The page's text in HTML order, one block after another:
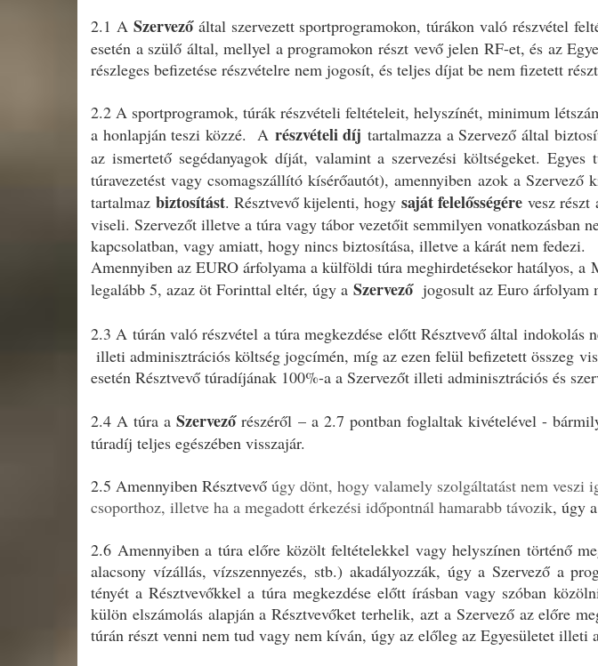
2.1 A Szervezőáltal szervezett sportprogramokon, túrákon való részvétel
esetén a szülő által, mellyel a programokon részt vevő jelen RF-et, és az
részleges befizetése részvételre nem jogosít, és teljes díjat be nem fizetett
2.2 A sportprogramok, túrák részvételi feltételeit, helyszínét, minimum
a honlapján teszi közzé. A részvételi díj tartalmazza a Szervező által
az ismertető segédanyagok díját, valamint a szervezési költségeket.
túravezetést vagy csomagszállító kísérőautót), amennyiben azok a
tartalmazbiztosítást. Résztvevő kijelenti, hogysaját felelősségére vesz részt
viseli. Szervezőt illetve a túra vagy tábor vezetőit semmilyen vonatkozásban
kapcsolatban, vagy amiatt, hogy nincs biztosítása, illetve a kárát nem fedezi.
Amennyiben az EURO árfolyama a külföldi túra meghirdetésekor hatályos,
legalább 5, azaz öt Forinttal eltér, úgy a Szervező jogosult az Euro árfolyam
2.3 A túrán való részvétel a túra megkezdése előtt Résztvevő által
illeti adminisztrációs költség jogcímén, míg az ezen felül befizetett összeg
esetén Résztvevő túradíjának 100%-a a Szervezőt illeti adminisztrációs és
2.4 A túra aSzervezőrészéről – a 2.7 pontban foglaltak kivételével -
túradíj teljes egészében visszajár.
2.5 Amennyiben Résztvevő úgy dönt, hogy valamely szolgáltatást nem veszi
csoporthoz, illetve ha a megadott érkezési időpontnál hamarabb távozik, úgy
2.6 Amennyiben a túra előre közölt feltételekkel vagy helyszínen történő
alacsony vízállás, vízszennyezés, stb.) akadályozzák, úgy a Szervező a
tényét a Résztvevőkkel a túra megkezdése előtt írásban vagy szóban
külön elszámolás alapján a Résztvevőket terhelik, azt a Szervező az előre
túrán részt venni nem tud vagy nem kíván, úgy az előleg az Egyesületet